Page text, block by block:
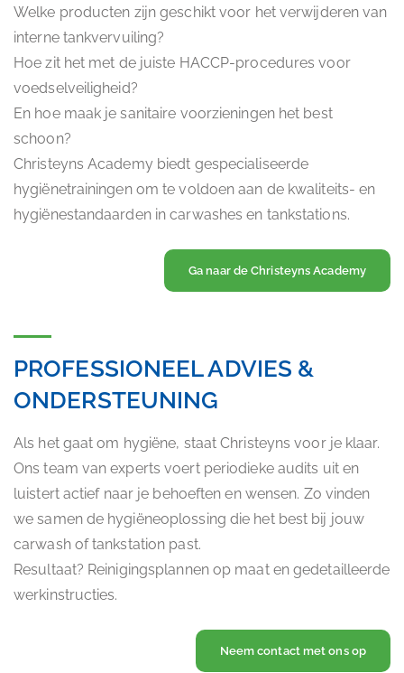
Welke producten zijn geschikt voor het verwijderen van
interne tankvervuiling?
Hoe zit het met de juiste HACCP-procedures voor
voedselveiligheid?
En hoe maak je sanitaire voorzieningen het best
schoon?
Christeyns Academy biedt gespecialiseerde
hygiënetrainingen om te voldoen aan de kwaliteits- en
hygiënestandaarden in carwashes en tankstations.
Ga naar de Christeyns Academy
PROFESSIONEEL ADVIES &
ONDERSTEUNING
Als het gaat om hygiëne, staat Christeyns voor je klaar.
Ons team van experts voert periodieke audits uit en
luistert actief naar je behoeften en wensen. Zo vinden
we samen de hygiëneoplossing die het best bij jouw
carwash of tankstation past.
Resultaat? Reinigingsplannen op maat en gedetailleerde
werkinstructies.
Neem contact met ons op